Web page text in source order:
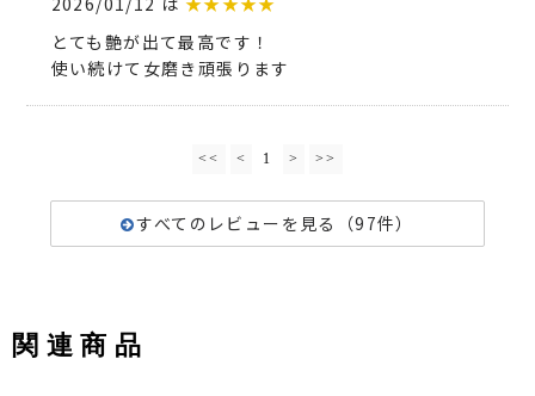
とても艶が出て最高です！
使い続けて女磨き頑張ります
<< < 1 > >>
すべてのレビューを見る（97件）
関連商品